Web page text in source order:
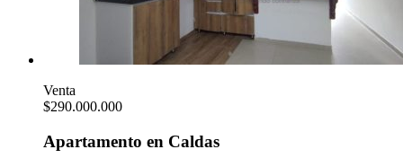
Venta
$290.000.000
Apartamento en Caldas